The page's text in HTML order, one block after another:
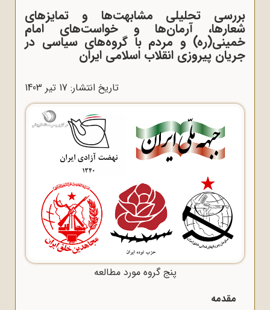
بررسی تحلیلی مشابهت‌ها و تمایزهای
شعارها، آرمان‌ها و خواست‌های امام
خمینی(ره) و مردم با گروه‌های سیاسی در
جریان پیروزی انقلاب اسلامی ایران
تاریخ انتشار: 17 تير 1403
پنج گروه مورد مطالعه
مقدمه